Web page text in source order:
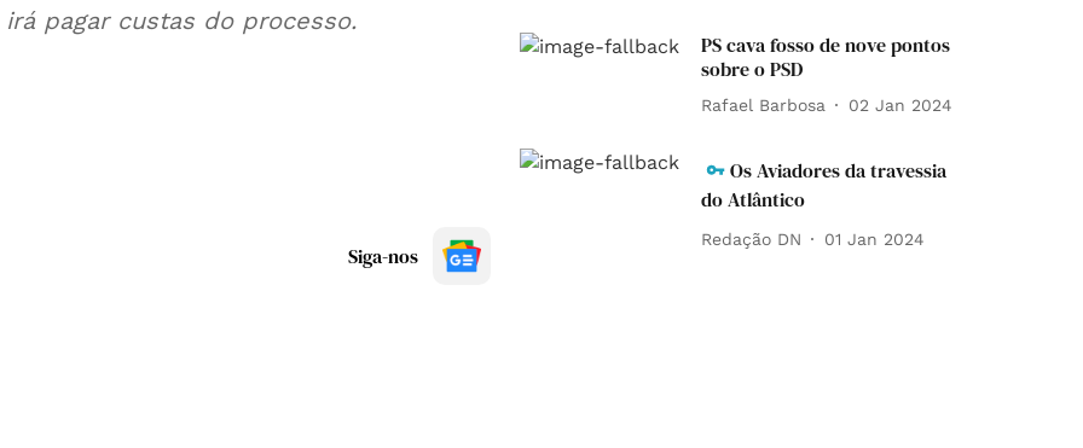
pagar custas do processo.
Siga-nos
PS cava fosso de nove pontos
sobre o PSD
Rafael Barbosa 02 Jan 2024
Os Aviadores da travessia
do Atlântico
Redação DN 01 Jan 2024